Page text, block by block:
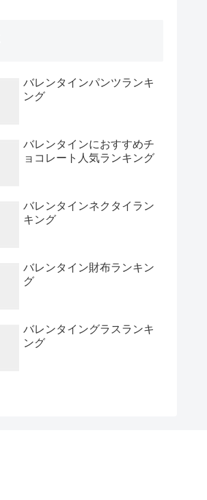
バレンタインパンツランキ
ング
バレンタインにおすすめチ
ョコレート人気ランキング
バレンタインネクタイラン
キング
バレンタイン財布ランキン
グ
バレンタイングラスランキ
ング